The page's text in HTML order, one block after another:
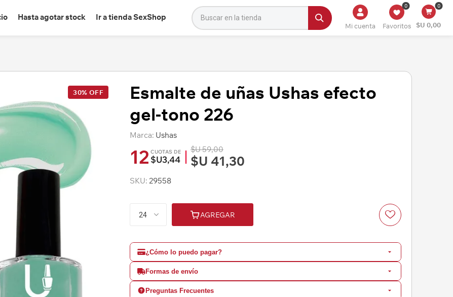
Hasta agotar stock Ir a tienda SexShop
Mi cuenta Favoritos
0 0
$U 0,00
30% OFF
Esmalte de uñas Ushas efecto
gel-tono 226
Marca: Ushas
12 CUOTAS DE
$U3,44
$U 59,00
$U 41,30
SKU: 29558
AGREGAR
¿Cómo lo puedo pagar?
Formas de envío
Preguntas Frecuentes